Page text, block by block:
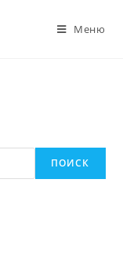
Меню
ПОИСК